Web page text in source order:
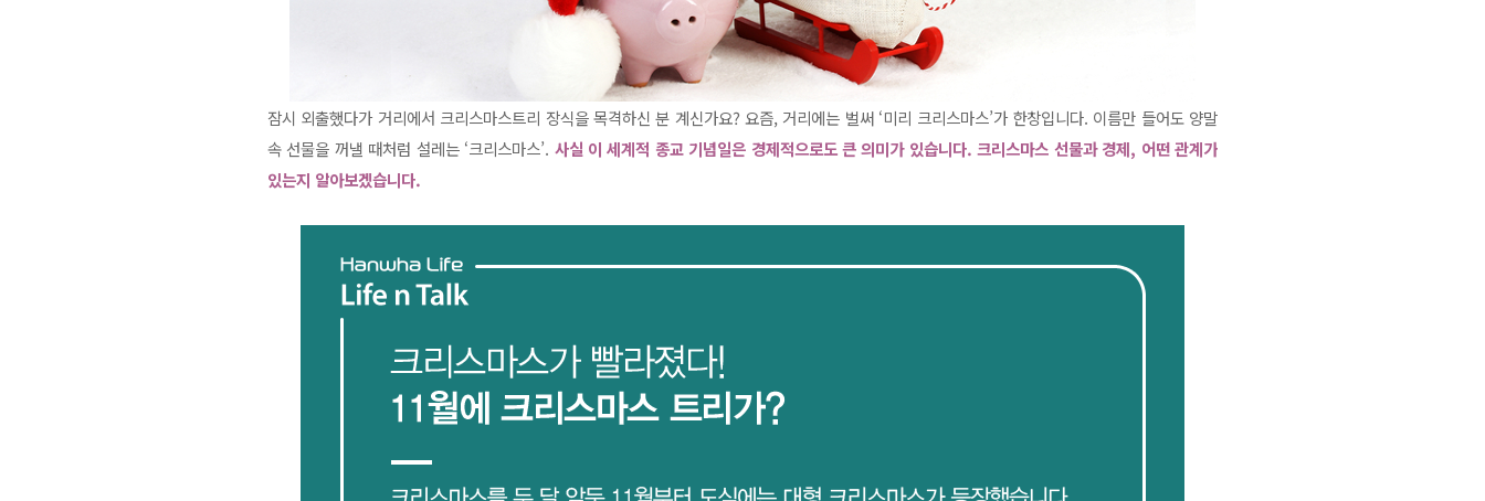
잠시 외출했다가 거리에서 크리스마스트리 장식을 목격하신 분 계신가요? 요즘, 거리에는 벌써 ‘미리 크리스마스’가 한창입니다. 이름만 들어도 양말
속 선물을 꺼낼 때처럼 설레는 ‘크리스마스’. 사실 이 세계적 종교 기념일은 경제적으로도 큰 의미가 있습니다. 크리스마스 선물과 경제, 어떤 관계가
있는지 알아보겠습니다.